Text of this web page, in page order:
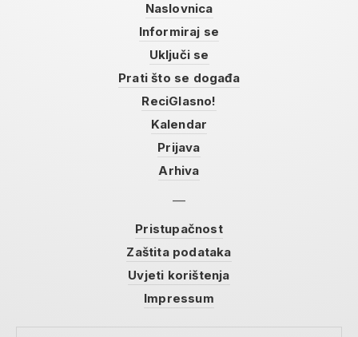
Naslovnica
Informiraj se
Uključi se
Prati što se događa
ReciGlasno!
Kalendar
Prijava
Arhiva
Pristupačnost
Zaštita podataka
Uvjeti korištenja
Impressum